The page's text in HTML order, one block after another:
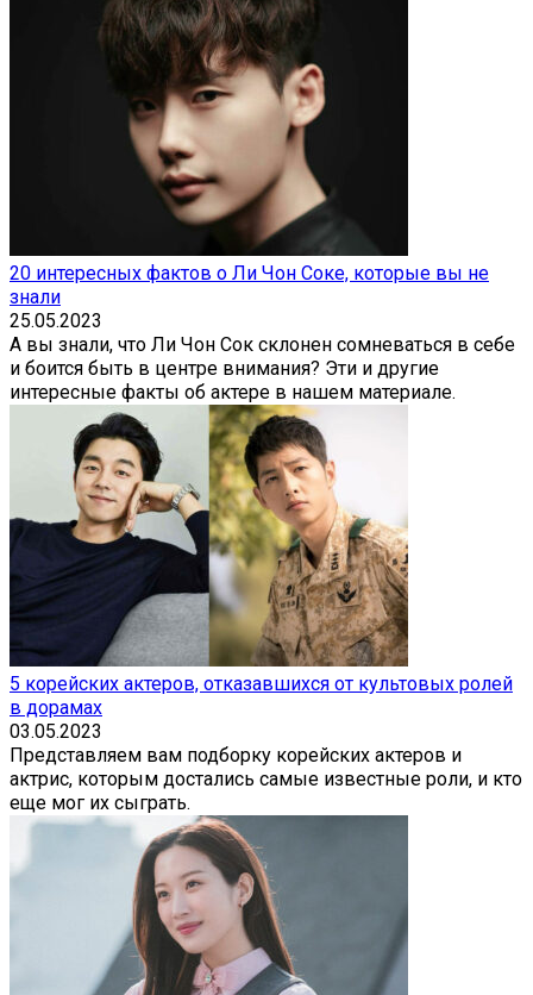
20 интересных фактов о Ли Чон Соке, которые вы не
знали
25.05.2023
А вы знали, что Ли Чон Сок склонен сомневаться в себе
и боится быть в центре внимания? Эти и другие
интересные факты об актере в нашем материале.
5 корейских актеров, отказавшихся от культовых ролей
в дорамах
03.05.2023
Представляем вам подборку корейских актеров и
актрис, которым достались самые известные роли, и кто
еще мог их сыграть.